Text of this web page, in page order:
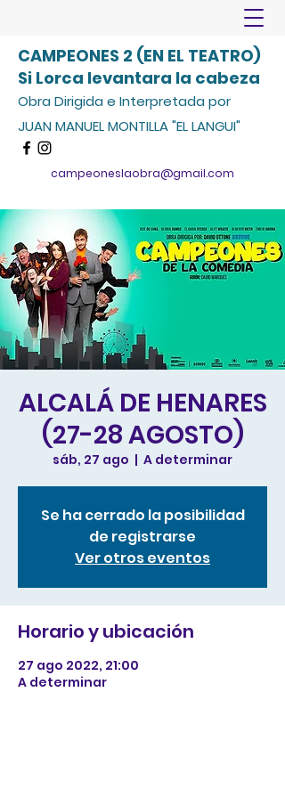
CAMPEONES 2 (EN EL TEATRO)
Si Lorca levantara la cabeza
Obra Dirigida e Interpretada por
JUAN MANUEL MONTILLA "EL LANGUI"
campeoneslaobra@gmail.com
ALCALÁ DE HENARES
(27-28 AGOSTO)
sáb, 27 ago
  |
A determinar
Se ha cerrado la posibilidad
de registrarse
Ver otros eventos
Horario y ubicación
27 ago 2022, 21:00
A determinar